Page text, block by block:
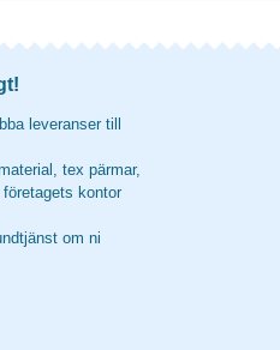
leveranser till
tex pärmar,
kontor
om ni